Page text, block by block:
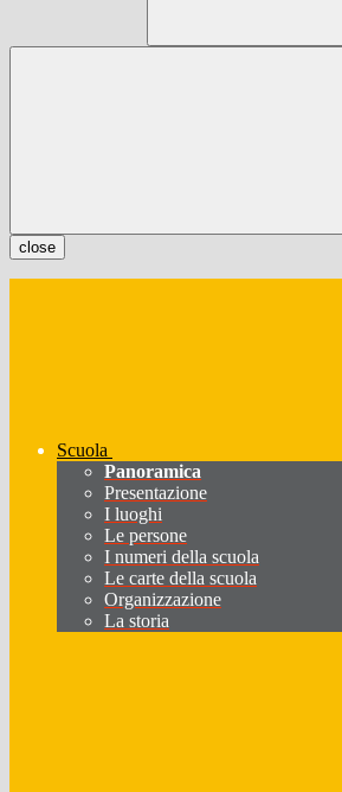
close
Scuola
Panoramica
Presentazione
I luoghi
Le persone
I numeri della scuola
Le carte della scuola
Organizzazione
La storia